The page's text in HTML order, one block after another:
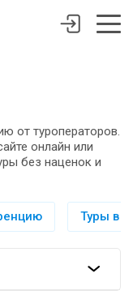
от туроператоров.
онлайн или
без наценок и
Туры в